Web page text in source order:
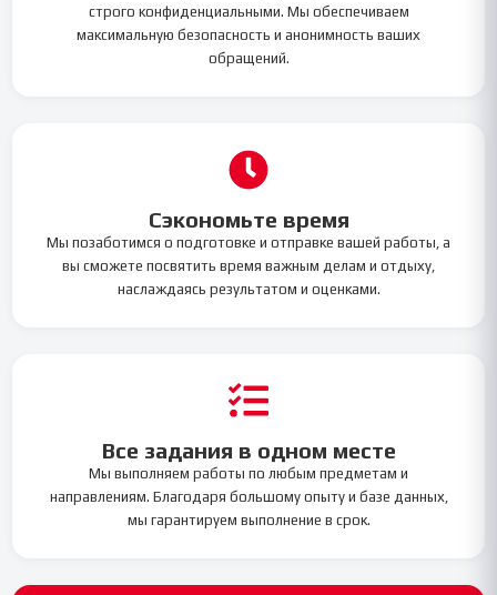
строго конфиденциальными. Мы обеспечиваем
максимальную безопасность и анонимность ваших
обращений.
Сэкономьте время
Мы позаботимся о подготовке и отправке вашей работы, а
вы сможете посвятить время важным делам и отдыху,
наслаждаясь результатом и оценками.
Все задания в одном месте
Мы выполняем работы по любым предметам и
направлениям. Благодаря большому опыту и базе данных,
мы гарантируем выполнение в срок.